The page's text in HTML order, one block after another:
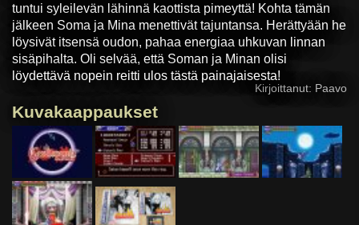
tuntui syleilevän lähinnä kaottista pimeyttä! Kohta tämän
jälkeen Soma ja Mina menettivät tajuntansa. Herättyään he
löysivät itsensä oudon, pahaa energiaa uhkuvan linnan
sisäpihalta. Oli selvää, että Soman ja Minan olisi
löydettävä nopein reitti ulos tästä painajaisesta!
Kirjoittanut: Paavo
Kuvakaappaukset